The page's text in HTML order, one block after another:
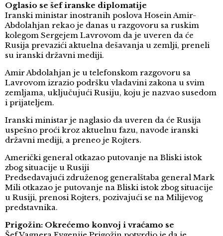
Oglasio se šef iranske diplomatije
Iranski ministar inostranih poslova Hosein Amir-
Abdolahjan rekao je danas u razgovoru sa ruskim
kolegom Sergejem Lavrovom da je uveren da će
Rusija prevazići aktuelna dešavanja u zemlji, preneli
su iranski državni mediji.
Amir Abdolahjan je u telefonskom razgovoru sa
Lavrovom izrazio podršku vladavini zakona u svim
zemljama, uključujući Rusiju, koju je nazvao susedom
i prijateljem.
Iranski ministar je naglasio da uveren da će Rusija
uspešno proći kroz aktuelnu fazu, navode iranski
državni mediji, a preneo je Rojters.
Američki general otkazao putovanje na Bliski istok
zbog situacije u Rusiji
Predsedavajući združenog generalštaba general Mark
Mili otkazao je putovanje na Bliski istok zbog situacije
u Rusiji, prenosi Rojters, pozivajući se na Milijevog
predstavnika.
Prigožin: Okrećemo konvoj i vraćamo se